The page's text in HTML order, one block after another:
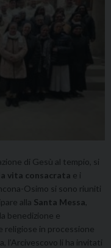
di Gesù al tempio, si
vita consacrata e i
Osimo si sono riuniti
alla Santa Messa
benedizione e
religiose in processione
l’Arcivescovo li ha invitati